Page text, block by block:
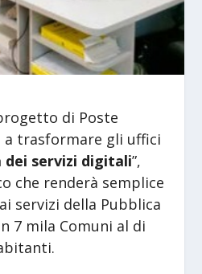
di Poste
a trasformare gli uffici
dei servizi digitali”,
che renderà semplice
servizi della Pubblica
7 mila Comuni al di